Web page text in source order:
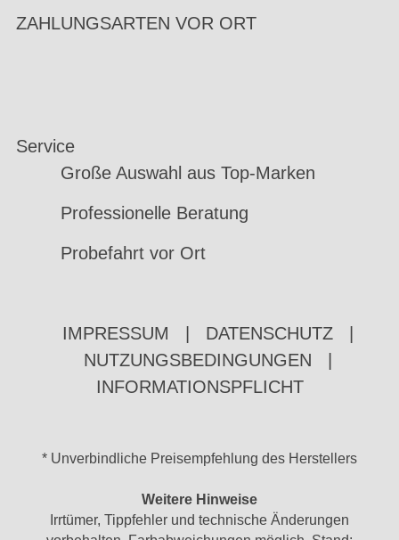
ZAHLUNGSARTEN VOR ORT
Service
Große Auswahl aus Top-Marken
Professionelle Beratung
Probefahrt vor Ort
IMPRESSUM DATENSCHUTZ
NUTZUNGSBEDINGUNGEN
INFORMATIONSPFLICHT
* Unverbindliche Preisempfehlung des Herstellers
Weitere Hinweise
Irrtümer, Tippfehler und technische Änderungen